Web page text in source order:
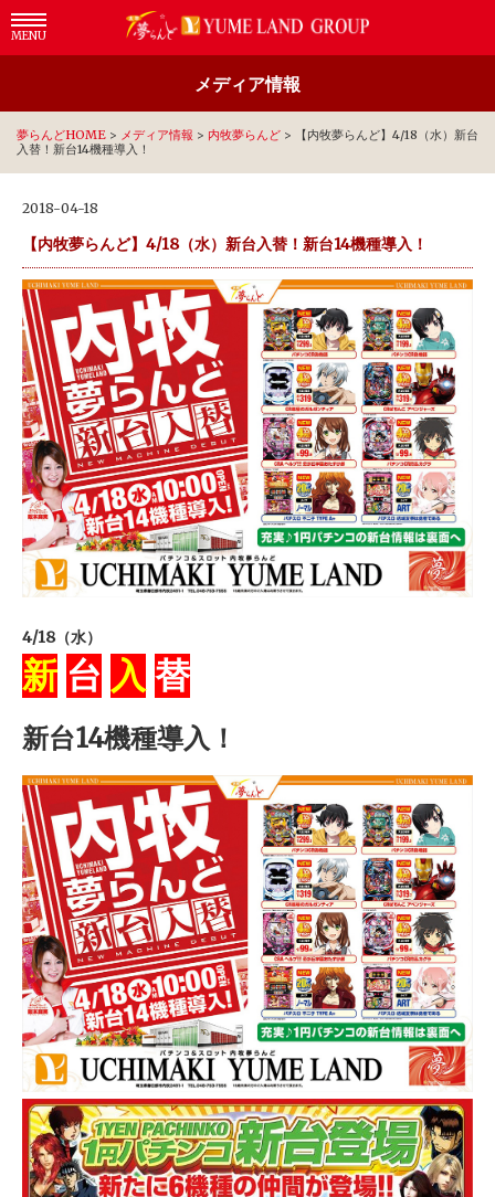
MENU
メディア情報
夢らんどHOME > メディア情報 > 内牧夢らんど >
【内牧夢らんど】4/18（水）新台
入替！新台14機種導入！
2018-04-18
【内牧夢らんど】4/18（水）新台入替！新台14機種導入！
4/18（水）
新 台 入 替
新台14機種導入！